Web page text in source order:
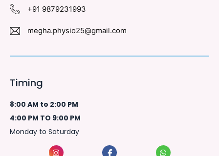
+91 9879231993
megha.physio25@gmail.com
Timing
8:00 AM to 2:00 PM
4:00 PM TO 9:00 PM
Monday to Saturday